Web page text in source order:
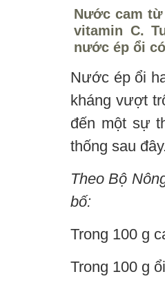
Nước cam từ
vitamin C.
nước ép ổi
Nước ép ổi
kháng vượt
đến một sự
thống sau đây.
Theo Bộ
bố:
Trong 100 g
Trong 100 g